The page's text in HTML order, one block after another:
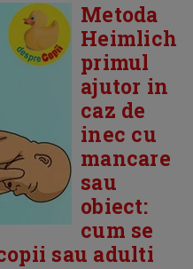
Metoda
Heimlich
primul
ajutor in
caz de
inec cu
mancare
sau
obiect:
cum se
sau adulti